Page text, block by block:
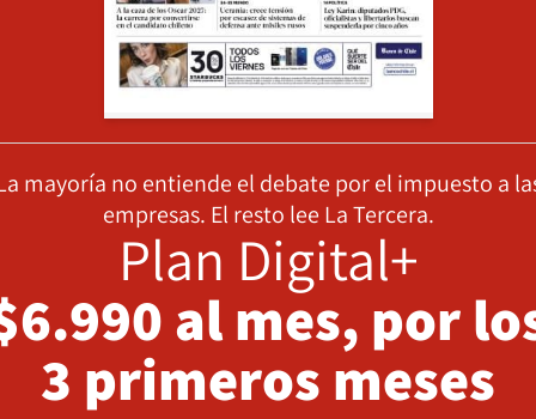
mayoría no entiende el debate por el impuesto a
empresas. El resto lee La Tercera.
Plan Digital+
al mes, por
3 primeros meses